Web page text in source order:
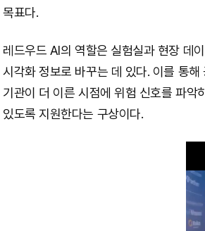
목표다.
레드우드 AI의 역할은 실험실과 현장 데
시각화 정보로 바꾸는 데 있다. 이를 통
기관이 더 이른 시점에 위험 신호를 파악
있도록 지원한다는 구상이다.